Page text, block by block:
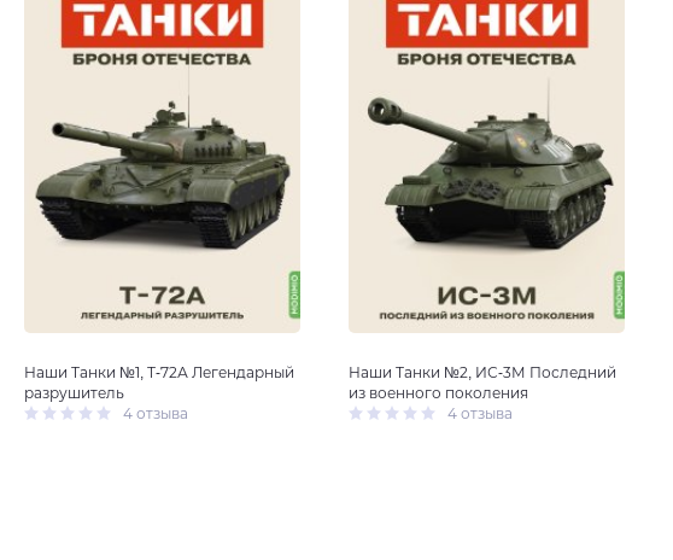
Наши Танки №1, Т-72А Легендарный
разрушитель
4 отзыва
Наши Танки №2, ИС-3М Последний
из военного поколения
4 отзыва